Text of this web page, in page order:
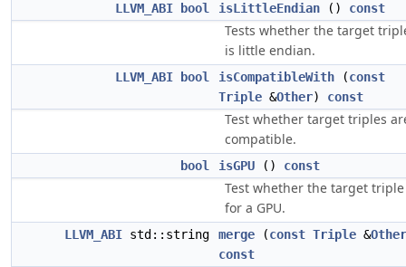
LLVM_ABI bool isLittleEndian () const
Tests whether the target
is little endian.
LLVM_ABI bool isCompatibleWith (const
Triple &Other) const
Test whether target triples
compatible.
bool isGPU () const
Test whether the target
for a GPU.
LLVM_ABI std::string merge (const Triple &Other
const